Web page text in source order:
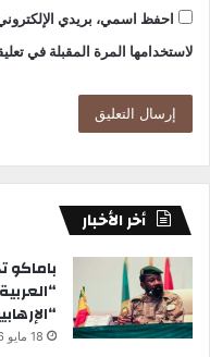
احفظ اسمي، بريدي
لاستخدامها المرة المقبلة في
أخر الأخبار
باماكو
18 مايو 2026